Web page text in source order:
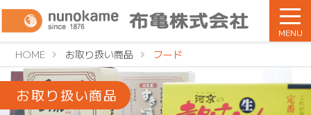
MENU
HOME お取り扱い商品 フード
お取り扱い商品